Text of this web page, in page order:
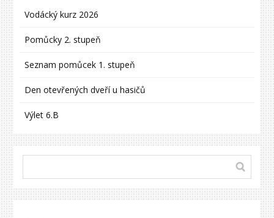
Vodácký kurz 2026
Pomůcky 2. stupeň
Seznam pomůcek 1. stupeň
Den otevřených dveří u hasičů
Výlet 6.B